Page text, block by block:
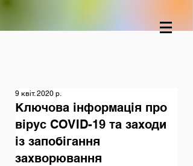
Ключова інформація про
вірус COVID-19 та заходи
із запобігання
захворювання
9 квіт. 2020 р.